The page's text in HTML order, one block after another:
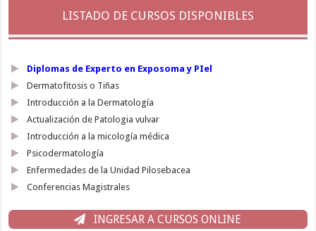
LISTADO DE CURSOS DISPONIBLES
Diplomas de Experto en Exposoma y PIel
Dermatofitosis o Tiñas
Introducción a la Dermatología
Actualización de Patologia vulvar
Introducción a la micología médica
Psicodermatología
Enfermedades de la Unidad Pilosebacea
Conferencias Magistrales
INGRESAR A CURSOS ONLINE